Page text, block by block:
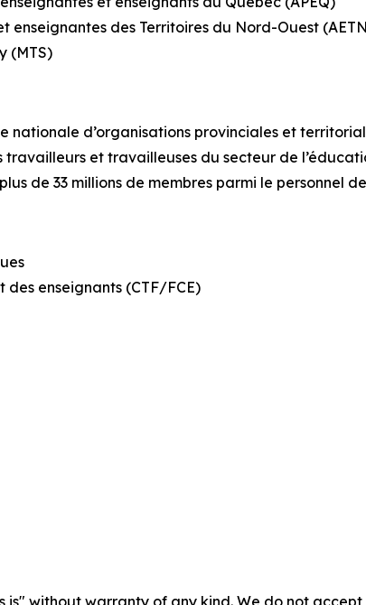
enseignantes des Territoires du Nord-Ouest
(MTS)
nationale d’organisations provinciales et
travailleurs et travailleuses du secteur de
de 33 millions de membres parmi le personnel
enseignants (CTF/FCE)
is" without warranty of any kind. We do not